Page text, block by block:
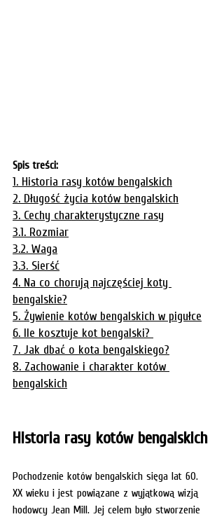
Spis treści:
1. Historia rasy kotów bengalskich
2. Długość życia kotów bengalskich
3. Cechy charakterystyczne rasy
3.1. Rozmiar
3.2. Waga
3.3. Sierść
4. Na co chorują najczęściej koty
bengalskie?
5. Żywienie kotów bengalskich w pigułce
6. Ile kosztuje kot bengalski?
7. Jak dbać o kota bengalskiego?
8. Zachowanie i charakter kotów
bengalskich
Historia rasy kotów bengalskich
Pochodzenie kotów bengalskich sięga lat 60.
XX wieku i jest powiązane z wyjątkową wizją
hodowcy Jean Mill. Jej celem było stworzenie